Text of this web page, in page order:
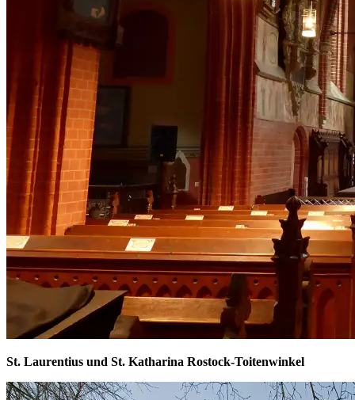
St. Laurentius und St. Katharina Rostock-Toitenwinkel